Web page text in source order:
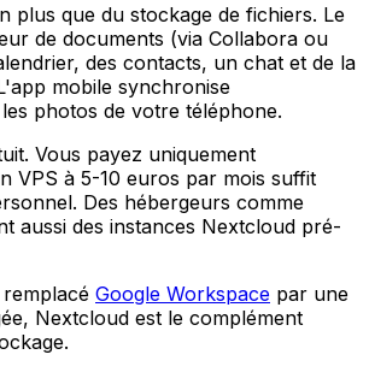
plus que du stockage de fichiers. Le
de documents (via Collabora ou
des contacts, un chat et de la
mobile synchronise
photos de votre téléphone.
Vous payez uniquement
VPS à 5-10 euros par mois suffit
Des hébergeurs comme
aussi des instances Nextcloud pré-
Google Workspace par une
Nextcloud est le complément